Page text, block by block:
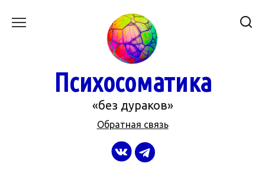
Психосоматика
«без дураков»
Обратная связь